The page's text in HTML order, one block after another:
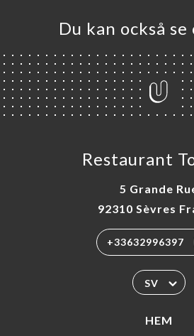
Du kan också se
Restaurant
5 Grande
92310 Sèvres
+33632996397
SV
HEM